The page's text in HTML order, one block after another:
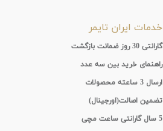
خدمات ایران تایمر
گارانتی 30 روز ضمانت بازگشت
راهنمای خرید بین سه عدد
ارسال 3 ساعته محصولات
تضمین اصالت(اورجینال)
5 سال گارانتی ساعت مچی